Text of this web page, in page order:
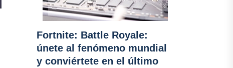
Fortnite: Battle Royale:
únete al fenómeno mundial
y conviértete en el último